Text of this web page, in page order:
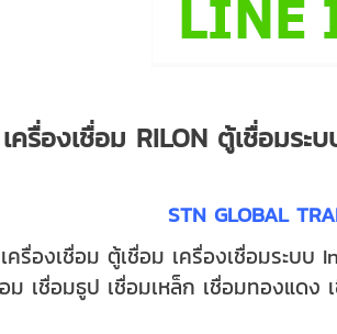
เครื่องเชื่อม RILON ตู้เชื่อมระ
STN GLOBAL
ครื่องเชื่อม ตู้เชื่อม เครื่องเชื่อมระบบ
ม เชื่อมธูป เชื่อมเหล็ก เชื่อมทองแด